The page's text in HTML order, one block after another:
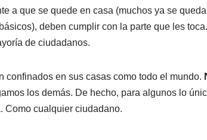
a que se quede en casa (muchos ya se
deben cumplir con la parte que les
de ciudadanos.
confinados en sus casas como todo el mundo.
los demás. De hecho, para algunos lo
Como cualquier ciudadano.